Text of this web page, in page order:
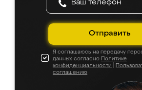
Отправить
Я соглашаюсь на передачу
данных согласно Политике
конфиденциальности
соглашению